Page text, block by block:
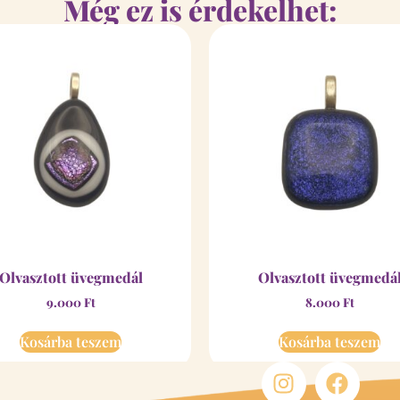
Még ez is érdekelhet:
üvegmedál
9.000Ft
Kosárba teszem
Olvasztott
8.000Ft
Kosárba teszem